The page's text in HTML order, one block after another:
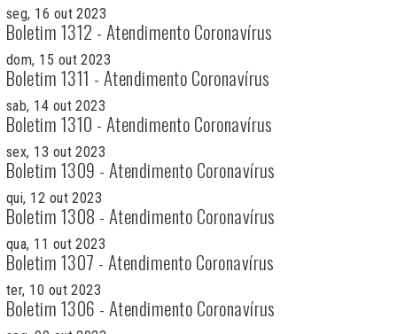
seg, 16 out 2023
Boletim 1312 - Atendimento Coronavírus
dom, 15 out 2023
Boletim 1311 - Atendimento Coronavírus
sab, 14 out 2023
Boletim 1310 - Atendimento Coronavírus
sex, 13 out 2023
Boletim 1309 - Atendimento Coronavírus
qui, 12 out 2023
Boletim 1308 - Atendimento Coronavírus
qua, 11 out 2023
Boletim 1307 - Atendimento Coronavírus
ter, 10 out 2023
Boletim 1306 - Atendimento Coronavírus